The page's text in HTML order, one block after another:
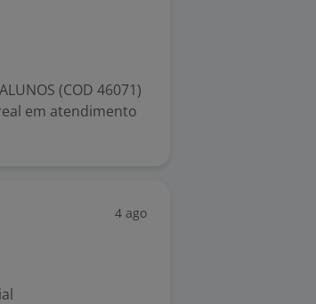
(COD 46071)
em atendimento
4 ago